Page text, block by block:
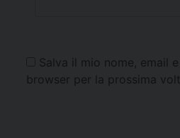
Salva il mio nome, email
browser per la prossima